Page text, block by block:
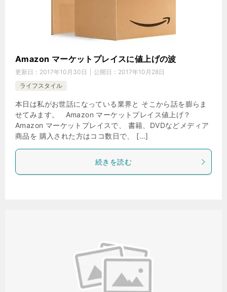
Amazon マーケットプレイスに値上げの波
更新日： 2017年10月30日 公開日： 2017年10月28日
ライフスタイル
本日は私がお世話になっている業界と そこから話を膨らま
せてみます。 Amazon マーケットプレイス値上げ？
Amazon マーケットプレイスで、 書籍、DVDなどメディア
商品を 購入された方はココ数日で、 […]
続きを読む